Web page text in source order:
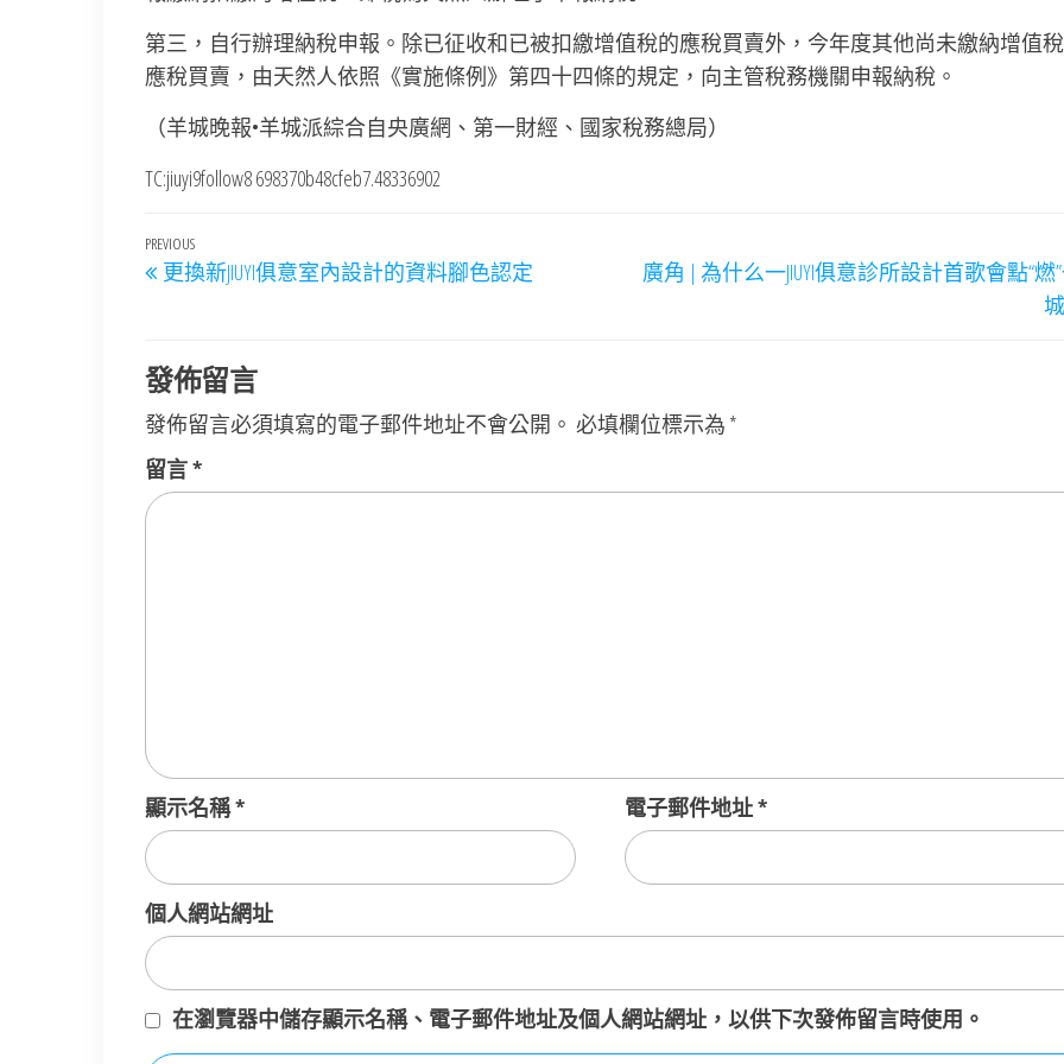
第三，自行辦理納稅申報。除已征收和已被扣繳增值稅的應稅買賣外，今年度其他尚未繳納增值
應稅買賣，由天然人依照《實施條例》第四十四條的規定，向主管稅務機關申報納稅。
（羊城晚報•羊城派綜合自央廣網、第一財經、國家稅務總局）
TC:jiuyi9follow8 698370b48cfeb7.48336902
文
章
覽
Previous
Post
PREVIOUS
更換新JIUYI俱意室內設計的資料腳色認定
廣角 | 為什么一JIUYI俱意診所設計首歌會點“燃
發佈留言
發佈留言必須填寫的電子郵件地址不會公開。 必填欄位標示為 *
留言*
顯示名稱* 電子郵件地址*
個人網站網址
在瀏覽器中儲存顯示名稱、電子郵件地址及個人網站網址，以供下次發佈留言時使用。